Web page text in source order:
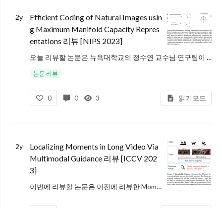
2y
Efficient Coding of Natural Images usin
g Maximum Manifold Capacity Repres
entations 리뷰 [NIPS 2023]
오늘 리뷰할 논문은 뉴욕대학교의 정수연 교수님 연구팀이 발표한 Self-Supervised Representation Learning 방법인 Maximum Manifold Capacity Representation (MMCR)에
논문 리뷰
0 0 3 읽기모드
2y
Localizing Moments in Long Video Via
Multimodal Guidance 리뷰 [ICCV 202
3]
이번에 리뷰할 논문은 이전에 리뷰한 Moment-DETR에 이어, moment retrieval 분야의 논문입니다. 다만 Moment-DETR이 150초 길이의 짧은 영상(QVHIGHLIGHTS 데이터셋)에서의 moment ret